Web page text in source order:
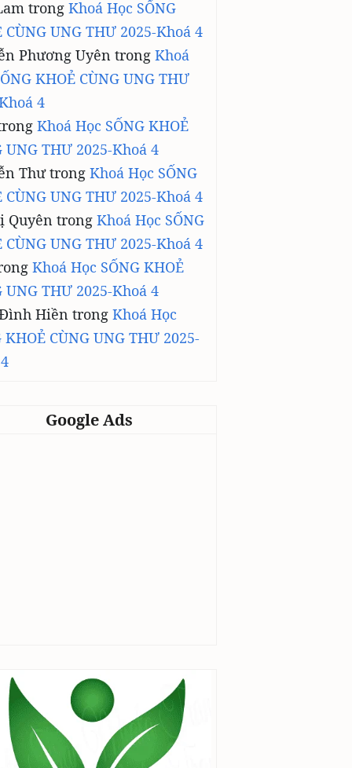
trong Khoá Học SỐNG
CÙNG UNG THƯ 2025-Khoá 4
Phương Uyên trong Khoá
KHOẺ CÙNG UNG THƯ
4
Khoá Học SỐNG KHOẺ
UNG THƯ 2025-Khoá 4
Thưtrong Khoá Học SỐNG
CÙNG UNG THƯ 2025-Khoá 4
Quyên trong Khoá Học SỐNG
CÙNG UNG THƯ 2025-Khoá 4
Khoá Học SỐNG KHOẺ
UNG THƯ 2025-Khoá 4
Hiền trong Khoá Học
KHOẺ CÙNG UNG THƯ 2025-
Google Ads